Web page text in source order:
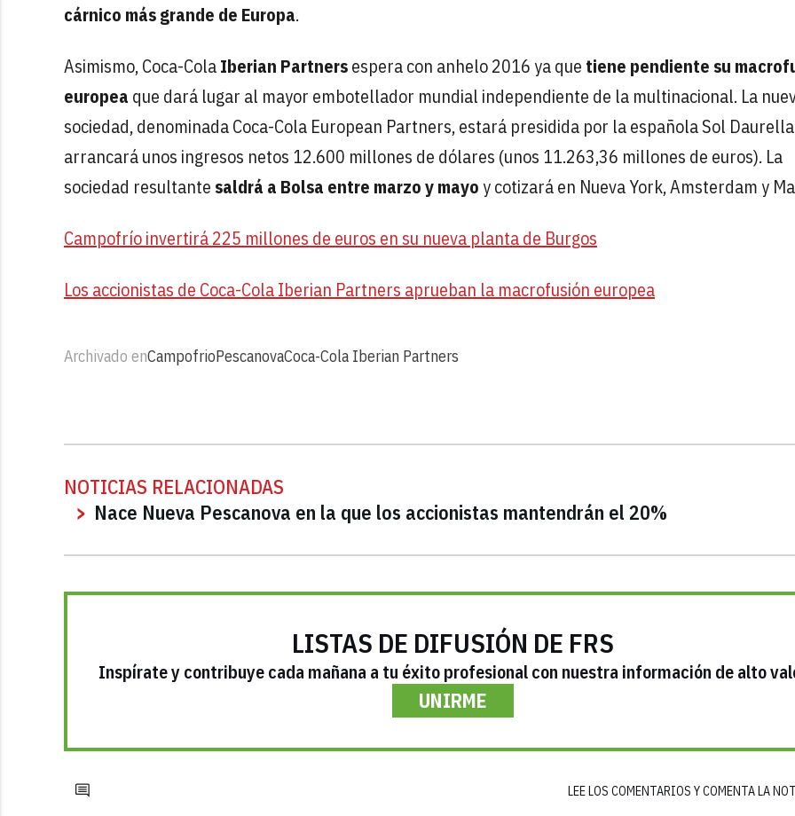
cárnico más grande de Europa.
Asimismo, Coca-ColaIberian Partnersespera con anhelo 2016 ya que tiene pendiente su
europea que dará lugar al mayor embotellador mundial independiente de la multinacional. La
sociedad, denominada Coca-Cola European Partners, estará presidida por la española Sol
arrancará unos ingresos netos 12.600 millones de dólares (unos 11.263,36 millones de euros). La
sociedad resultante saldrá a Bolsa entre marzo y mayoy cotizará en Nueva York, Amsterdam y
Campofrío invertirá 225 millones de euros en su nueva planta de Burgos
Los accionistas de Coca-Cola Iberian Partners aprueban la macrofusión europea
Archivado enCampofrioPescanovaCoca-Cola Iberian Partners
NOTICIAS RELACIONADAS
Nace Nueva Pescanova en la que los accionistas mantendrán el 20%
LISTAS DE DIFUSIÓN DE FRS
Inspírate y contribuye cada mañana a tu éxito profesional con nuestra información de alto
UNIRME
LEE LOS COMENTARIOS Y COMENTA LA